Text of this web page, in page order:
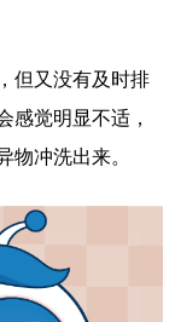
又没有及时排
感觉明显不适，
物冲洗出来。